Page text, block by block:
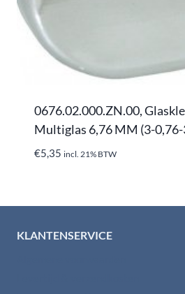
0676.02.000.ZN.00,
Multiglas 6,76 MM (3-
€5,35 incl. 21% BTW
KLANTENSERVICE